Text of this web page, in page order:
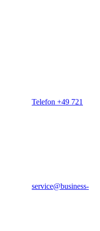
Telefon +49 721
service@business-